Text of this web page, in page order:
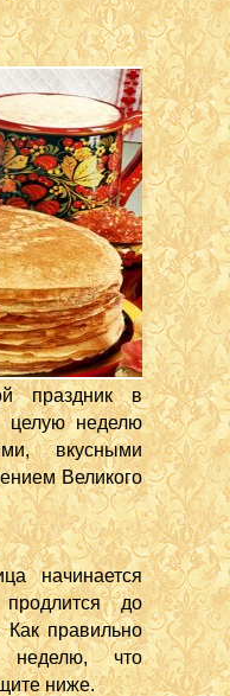
праздник в
целую неделю
вкусными
Великого
начинается
до
Как правильно
неделю, что
ниже.